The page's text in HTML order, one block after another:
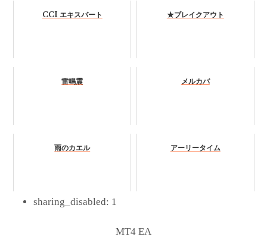
CCI エキスパート ★ブレイクアウト
雷鳴震 メルカバ
雨のカエル アーリータイム
sharing_disabled: 1
MT4 EA